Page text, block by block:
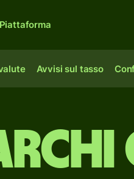
Avvisi sul tasso